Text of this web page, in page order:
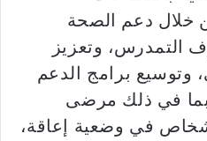
من خلال دعم الصحة
التمدرس، وتعزيز
وتوسيع برامج الدعم
بما في ذلك مرضى
في وضعية إعاقة،